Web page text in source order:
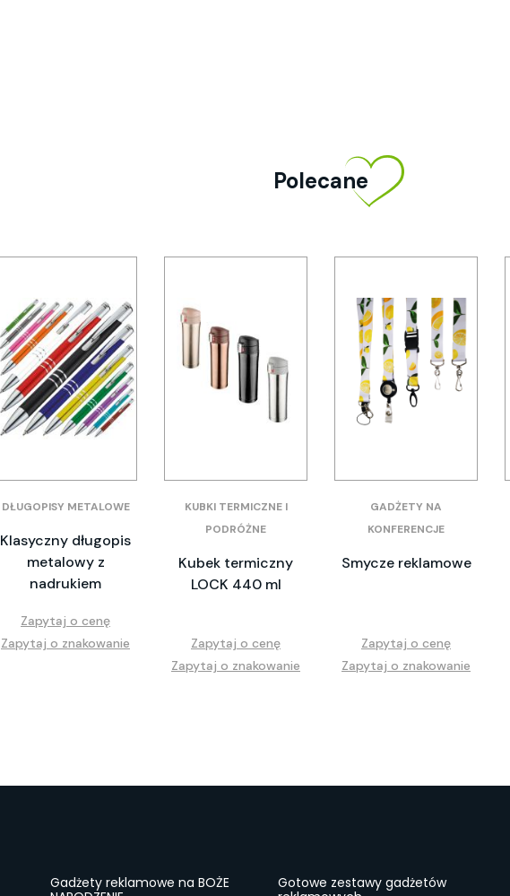
Polecane
DŁUGOPISY METALOWE
Klasyczny długopis
metalowy z
nadrukiem
Zapytaj o cenę
Zapytaj o znakowanie
KUBKI TERMICZNE I
PODRÓŻNE
Kubek termiczny
LOCK 440 ml
Zapytaj o cenę
Zapytaj o znakowanie
GADŻETY NA
KONFERENCJE
Smycze reklamowe
Zapytaj o cenę
Zapytaj o znakowanie
Gadżety reklamowe na BOŻE
Gotowe zestawy gadżetów